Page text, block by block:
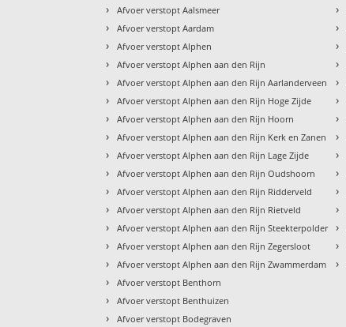
› Afvoer verstopt Aalsmeer
› Afvoer verstopt Aardam
› Afvoer verstopt Alphen
› Afvoer verstopt Alphen aan den Rijn
› Afvoer verstopt Alphen aan den Rijn Aarlanderveen
› Afvoer verstopt Alphen aan den Rijn Hoge Zijde
› Afvoer verstopt Alphen aan den Rijn Hoorn
› Afvoer verstopt Alphen aan den Rijn Kerk en Zanen
› Afvoer verstopt Alphen aan den Rijn Lage Zijde
› Afvoer verstopt Alphen aan den Rijn Oudshoorn
› Afvoer verstopt Alphen aan den Rijn Ridderveld
› Afvoer verstopt Alphen aan den Rijn Rietveld
› Afvoer verstopt Alphen aan den Rijn Steekterpolder
› Afvoer verstopt Alphen aan den Rijn Zegersloot
› Afvoer verstopt Alphen aan den Rijn Zwammerdam
› Afvoer verstopt Benthorn
› Afvoer verstopt Benthuizen
› Afvoer verstopt Bodegraven
›
›
›
›
›
›
›
›
›
›
›
›
›
›
›